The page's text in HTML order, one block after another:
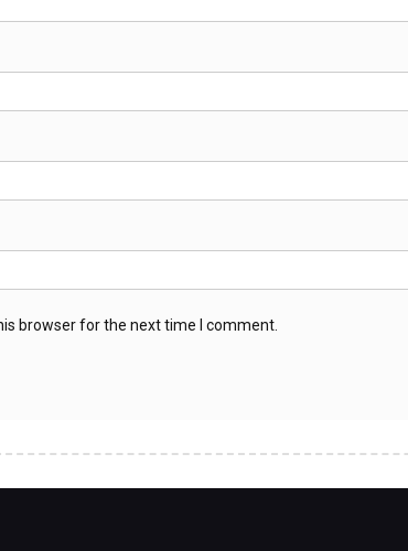
browser for the next time I comment.